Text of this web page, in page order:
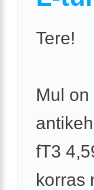
Tere!
Mul
fT3
korras